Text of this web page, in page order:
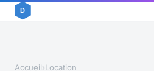
Accueil›Location